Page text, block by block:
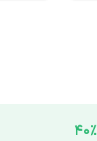
۴۰٪